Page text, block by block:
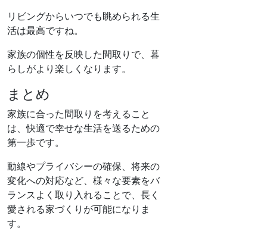
リビングからいつでも眺められる生
活は最高ですね。
家族の個性を反映した間取りで、暮
らしがより楽しくなります。
まとめ
家族に合った間取りを考えること
は、快適で幸せな生活を送るための
第一歩です。
動線やプライバシーの確保、将来の
変化への対応など、様々な要素をバ
ランスよく取り入れることで、長く
愛される家づくりが可能になりま
す。